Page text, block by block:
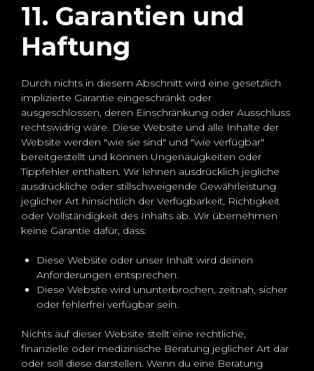
11. Garantien und
Haftung
Durch nichts in diesem Abschnitt wird eine gesetzlich
implizierte Garantie eingeschränkt oder
ausgeschlossen, deren Einschränkung oder Ausschluss
rechtswidrig wäre. Diese Website und alle Inhalte der
Website werden "wie sie sind" und "wie verfügbar"
bereitgestellt und können Ungenauigkeiten oder
Tippfehler enthalten. Wir lehnen ausdrücklich jegliche
ausdrückliche oder stillschweigende Gewährleistung
jeglicher Art hinsichtlich der Verfügbarkeit, Richtigkeit
oder Vollständigkeit des Inhalts ab. Wir übernehmen
keine Garantie dafür, dass:
Diese Website oder unser Inhalt wird deinen
Anforderungen entsprechen.
Diese Website wird ununterbrochen, zeitnah, sicher
oder fehlerfrei verfügbar sein.
Nichts auf dieser Website stellt eine rechtliche,
finanzielle oder medizinische Beratung jeglicher Art dar
oder soll diese darstellen. Wenn du eine Beratung